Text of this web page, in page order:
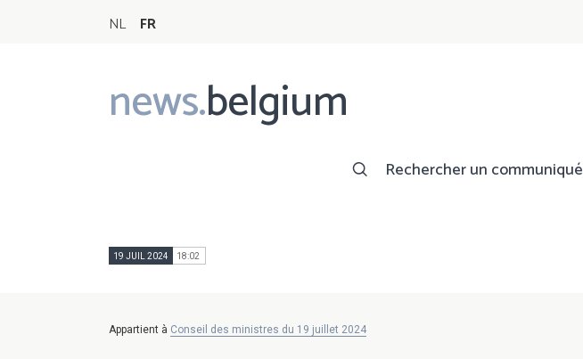
NL FR
news.belgium
Main
navigation
Rechercher un communiqué
19 JUIL 2024 18:02
Appartient à Conseil des ministres du 19 juillet 2024